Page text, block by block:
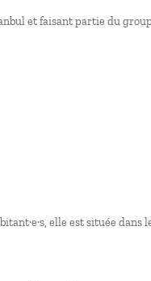
et faisant partie du
elle est située dans